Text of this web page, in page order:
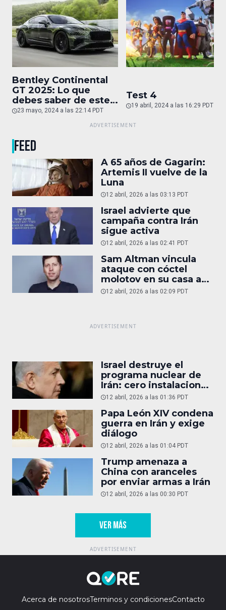
Bentley Continental
GT 2025: Lo que
debes saber de este
auto de superlujo
23 mayo, 2024 a las 22:14 PDT
Test 4
19 abril, 2024 a las 16:29 PDT
FEED
A 65 años de Gagarin:
Artemis II vuelve de la
Luna
12 abril, 2026 a las 03:13 PDT
Israel advierte que
campaña contra Irán
sigue activa
12 abril, 2026 a las 02:41 PDT
Sam Altman vincula
ataque con cóctel
molotov en su casa a
reportaje
12 abril, 2026 a las 02:09 PDT
Israel destruye el
programa nuclear de
Irán: cero instalaciones
operativas
12 abril, 2026 a las 01:36 PDT
Papa León XIV condena
guerra en Irán y exige
diálogo
12 abril, 2026 a las 01:04 PDT
Trump amenaza a
China con aranceles
por enviar armas a Irán
12 abril, 2026 a las 00:30 PDT
VER MÁS
Acerca de nosotrosTerminos y condicionesContacto